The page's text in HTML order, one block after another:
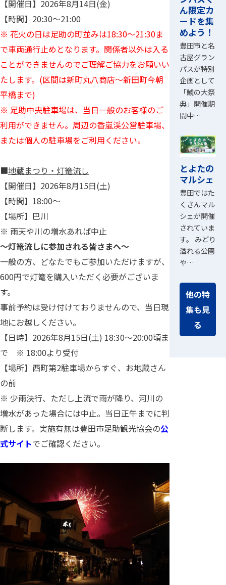
【開催日】2026年8月14日(金)
【時間】20:30～21:00
※ 花火の日は足助の町並みは18:30～21:30ま
で車両通行止めとなります。関係者以外は入る
ことができませんのでご理解ご協力をお願いい
たします。(区間は新町丸八商店～新田町今朝
平橋まで)
※ 足助中央駐車場は、当日一般のお客様のご
利用ができません。周辺の香嵐渓公営駐車場、
または個人の駐車場をご利用ください。
■地蔵まつり・灯篭流し
【開催日】2026年8月15日(土)
【時間】18:00～
【場所】巴川
※ 雨天や川の増水あれば中止
～灯篭流しに参加される皆さまへ～
一般の方、どなたでもご参加いただけますが、
600円で灯篭を購入いただく必要がございま
す。
事前予約は受け付けておりませんので、当日現
地にお越しください。
【日時】2026年8月15日(土) 18:30～20:00頃ま
で ※ 18:00より受付
【場所】西町第2駐車場からすぐ、お地蔵さん
の前
※ 少雨決行、ただし上流で雨が降り、河川の
増水があった場合には中止。当日正午までに判
断します。実施有無は豊田市足助観光協会の公
式サイトでご確認ください。
ん限定カ
ードを集
めよう！
豊田市と名
古屋グラン
パスが特別
企画として
「鯱の大祭
典」開催期
間中…
とよたの
マルシェ
豊田ではた
くさんマル
シェが開催
されていま
す。 みどり
溢れる公園
や…
他の特
集も見
る